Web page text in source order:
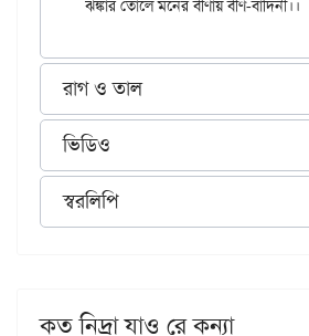
রাগ ও তাল
ভিডিও
স্বরলিপি
কত নিদ্রা যাও রে কন্যা